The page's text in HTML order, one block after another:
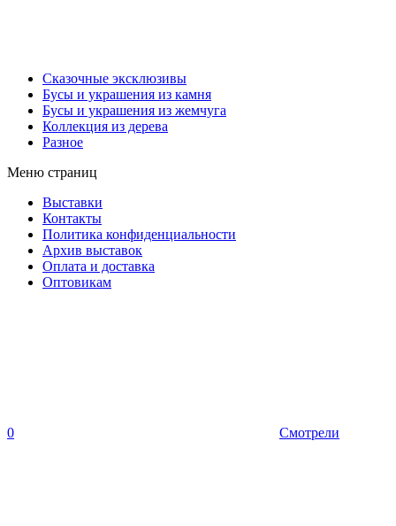
Сказочные эксклюзивы
Бусы и украшения из камня
Бусы и украшения из жемчуга
Коллекция из дерева
Разное
Меню страниц
Выставки
Контакты
Политика конфиденциальности
Архив выставок
Оплата и доставка
Оптовикам
0 Смотрели